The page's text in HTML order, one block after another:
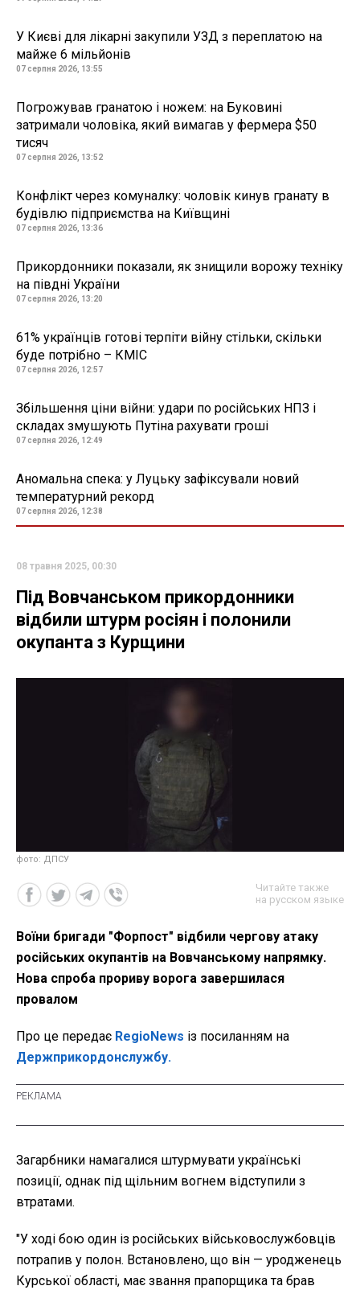
У Києві для лікарні закупили УЗД з переплатою на
майже 6 мільйонів
07 серпня 2026, 13:55
Погрожував гранатою і ножем: на Буковині
затримали чоловіка, який вимагав у фермера $50
тисяч
07 серпня 2026, 13:52
Конфлікт через комуналку: чоловік кинув гранату в
будівлю підприємства на Київщині
07 серпня 2026, 13:36
Прикордонники показали, як знищили ворожу техніку
на півдні України
07 серпня 2026, 13:20
61% українців готові терпіти війну стільки, скільки
буде потрібно – КМІС
07 серпня 2026, 12:57
Збільшення ціни війни: удари по російських НПЗ і
складах змушують Путіна рахувати гроші
07 серпня 2026, 12:49
Аномальна спека: у Луцьку зафіксували новий
температурний рекорд
07 серпня 2026, 12:38
08 травня 2025, 00:30
Під Вовчанськом прикордонники
відбили штурм росіян і полонили
окупанта з Курщини
фото: ДПСУ
Читайте также
на русском языке
Воїни бригади "Форпост" відбили чергову атаку
російських окупантів на Вовчанському напрямку.
Нова спроба прориву ворога завершилася
провалом
Про це передає RegioNews із посиланням на
Держприкордонслужбу.
Загарбники намагалися штурмувати українські
позиції, однак під щільним вогнем відступили з
втратами.
"У ході бою один із російських військовослужбовців
потрапив у полон. Встановлено, що він — уродженець
Курської області, має звання прапорщика та брав